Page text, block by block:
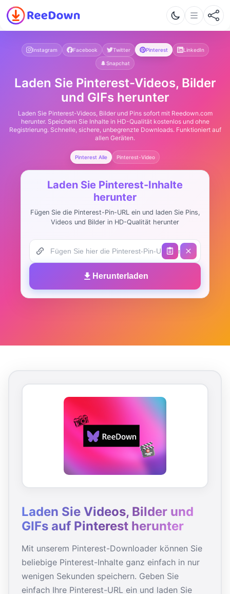
Instagram Facebook Twitter Pinterest LinkedIn
Snapchat
Laden Sie Pinterest-Videos, Bilder
und GIFs herunter
Laden Sie Pinterest-Videos, Bilder und Pins sofort mit Reedown.com
herunter. Speichern Sie Inhalte in HD-Qualität kostenlos und ohne
Registrierung. Schnelle, sichere, unbegrenzte Downloads. Funktioniert auf
allen Geräten.
Pinterest Alle Pinterest-Video
Laden Sie Pinterest-Inhalte
herunter
Fügen Sie die Pinterest-Pin-URL ein und laden Sie Pins,
Videos und Bilder in HD-Qualität herunter
Herunterladen
Laden Sie Videos, Bilder und
GIFs auf Pinterest herunter
Mit unserem Pinterest-Downloader können Sie
beliebige Pinterest-Inhalte ganz einfach in nur
wenigen Sekunden speichern. Geben Sie
einfach Ihre Pinterest-URL ein und laden Sie